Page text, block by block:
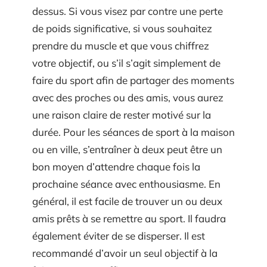
dessus. Si vous visez par contre une perte
de poids significative, si vous souhaitez
prendre du muscle et que vous chiffrez
votre objectif, ou s’il s’agit simplement de
faire du sport afin de partager des moments
avec des proches ou des amis, vous aurez
une raison claire de rester motivé sur la
durée. Pour les séances de sport à la maison
ou en ville, s’entraîner à deux peut être un
bon moyen d’attendre chaque fois la
prochaine séance avec enthousiasme. En
général, il est facile de trouver un ou deux
amis prêts à se remettre au sport. Il faudra
également éviter de se disperser. Il est
recommandé d’avoir un seul objectif à la